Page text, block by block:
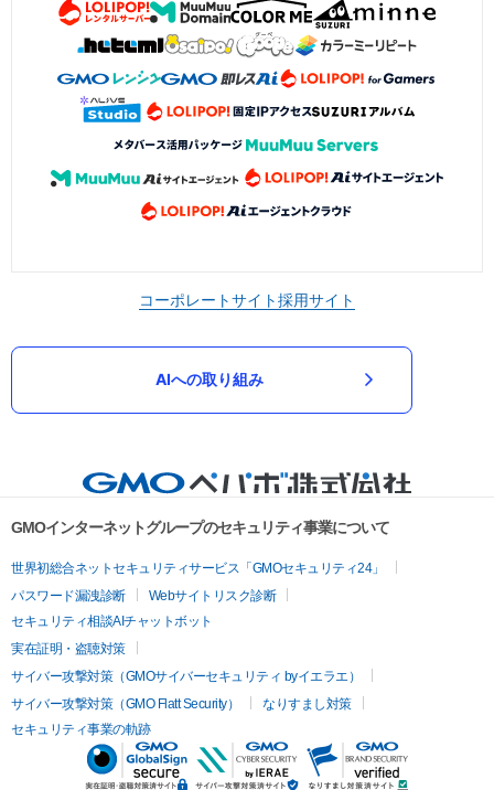
コーポレートサイト採用サイト
AIへの取り組み
GMOインターネットグループのセキュリティ事業について
世界初総合ネットセキュリティサービス「GMOセキュリティ24」
パスワード漏洩診断
Webサイトリスク診断
セキュリティ相談AIチャットボット
実在証明・盗聴対策
サイバー攻撃対策（GMOサイバーセキュリティ byイエラエ）
サイバー攻撃対策（GMO Flatt Security）
なりすまし対策
セキュリティ事業の軌跡